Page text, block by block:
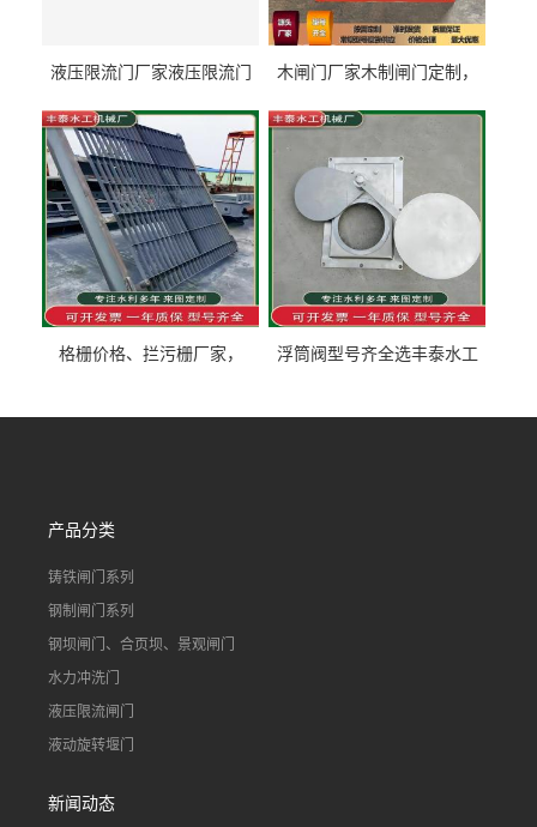
液压限流门厂家液压限流门
泰制造
木闸门厂家木制闸门定制，
型号齐全
格栅价格、拦污栅厂家，
浮筒阀型号齐全选丰泰水工
道水库电站污水处理钢制闸
产品分类
铸铁闸门系列
钢制闸门系列
钢坝闸门、合页坝、景观闸门
水力冲洗门
液压限流闸门
液动旋转堰门
新闻动态